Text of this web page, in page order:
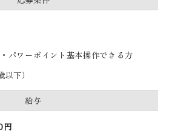
パワーポイント基本操作できる方
下）
給与
円